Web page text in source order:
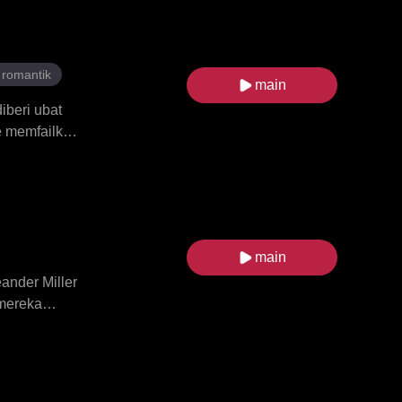
perebutan
ubat
Eloise,
antara
main
Miller
main